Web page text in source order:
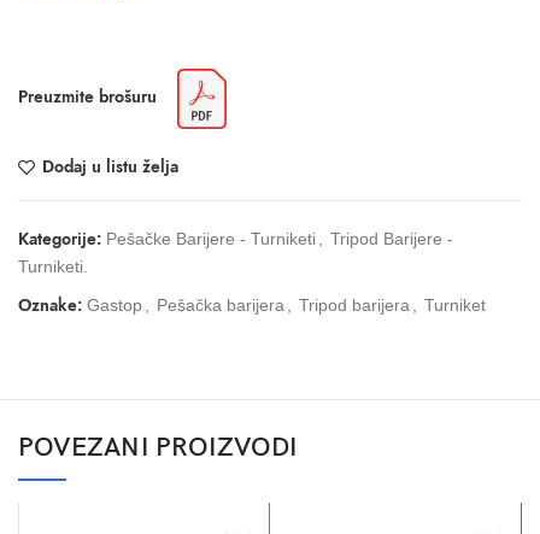
Preuzmite brošuru
Dodaj u listu želja
Kategorije: Pešačke Barijere - Turniketi
Tripod Barijere -
Turniketi.
Oznake: Gastop Pešačka barijera Tripod barijera Turniket
POVEZANI PROIZVODI